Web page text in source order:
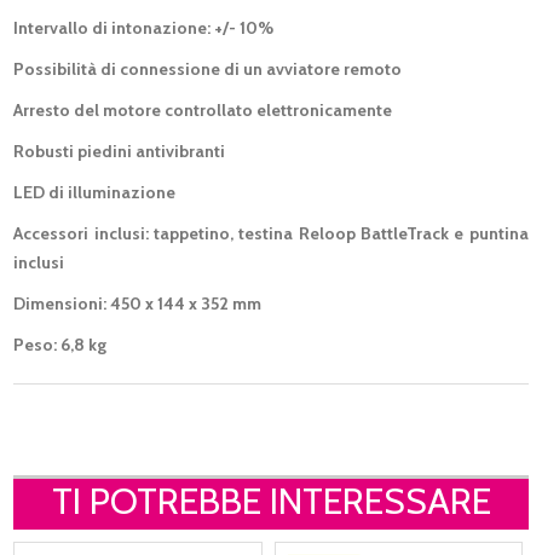
Intervallo di intonazione: +/- 10%
Possibilità di connessione di un avviatore remoto
Arresto del motore controllato elettronicamente
Robusti piedini antivibranti
LED di illuminazione
Accessori inclusi: tappetino, testina Reloop BattleTrack e puntina
inclusi
Dimensioni: 450 x 144 x 352 mm
Peso: 6,8 kg
TI POTREBBE INTERESSARE